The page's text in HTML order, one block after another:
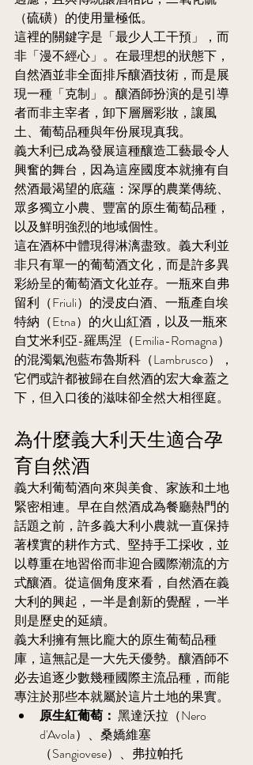
（硫磺）的使用量極低。
這裡的關鍵字是「最少人工干預」，而
非「漫不經心」。在最理想的狀態下，
自然酒並非全面排斥釀酒技術，而是展
現一種「克制」。釀酒師扮演的是引導
者而非主宰者，卸下層層彩妝，讓風
土、葡萄品種與年份展現真我。
義大利已成為發展這種釀造工藝最令人
興奮的舞台，因為這座國度本就擁有自
然酒最渴望的底蘊：深厚的農業傳統、
眾多獨立小農、豐富的原生葡萄品種，
以及鮮明強烈的地域個性。
這在酒杯中體現得淋漓盡致。義大利並
非只有單一的葡萄酒文化，而是許多異
彩紛呈的葡萄酒文化並存。一瓶來自弗
留利（Friuli）的浸皮白酒、一瓶產自埃
特納（Etna）的火山紅酒，以及一瓶來
自艾米利亞-羅馬涅（Emilia-Romagna）
的混濁氣泡藍布魯斯科（Lambrusco），
它們或許都被歸在自然酒的宏大傘蓋之
下，但入口後的滋味卻全然大相徑庭。
為什麼義大利天生適合孕
育自然酒
義大利葡萄酒向來與美食、家族和土地
緊密相連。早在自然酒成為餐廳熱門的
話題之前，許多義大利小農就一直保持
著樸實的耕作方式、堅持手工採收，並
以尊重在地習俗而非迎合國際潮流的方
式釀酒。從這個角度來看，自然酒在義
大利的興起，一半是創新的覺醒，一半
則是歷史的延續。
義大利擁有無比龐大的原生葡萄品種
庫，這無記是一大先天優勢。釀酒師不
必去追逐少數幾種國際主流品種，而能
專注於那些本就屬於這片土地的果實。
原生紅葡萄： 黑達沃拉（Nero
d'Avola）、桑嬌維塞
（Sangiovese）、弗拉帕托